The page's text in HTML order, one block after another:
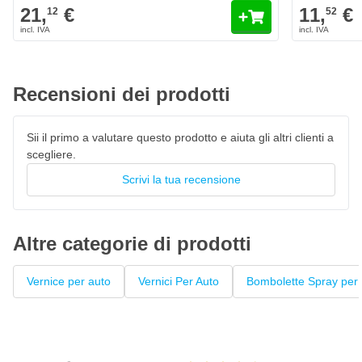
Il colore Rolls Royce FW48-5E6V Lazuli Blue è
personalizzato originale di fabbrica
La vernice High Solid garantisce un'elevata copertura
Questo fondo può essere verniciato convernice trasparente
21,12 € 11,52 €
Recensioni dei prodotti
Sii il primo a valutare questo prodotto e aiuta gli altri clienti a
scegliere.
Scrivi la tua recensione
Altre categorie di prodotti
Vernice per auto Vernici Per Auto Bombolette Spray per